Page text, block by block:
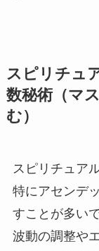
スピリチュ
数秘術（マ
む）
スピリチュア
特にアセンデ
すことが多いで
波動の調整や